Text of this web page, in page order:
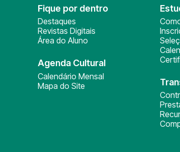
Fique por dentro
Destaques
Revistas Digitais
Área do Aluno
Agenda Cultural
Calendário Mensal
Mapa do Site